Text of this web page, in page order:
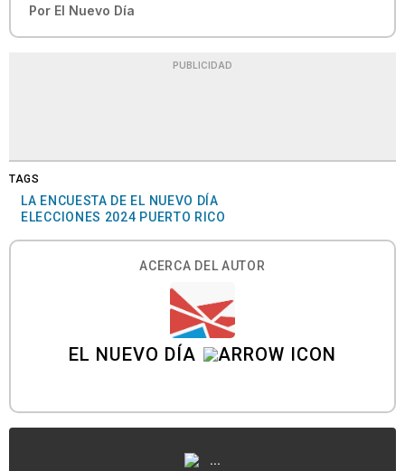
Por El Nuevo Día
PUBLICIDAD
TAGS
LA ENCUESTA DE EL NUEVO DÍA
ELECCIONES 2024 PUERTO RICO
ACERCA DEL AUTOR
EL NUEVO DÍA
...